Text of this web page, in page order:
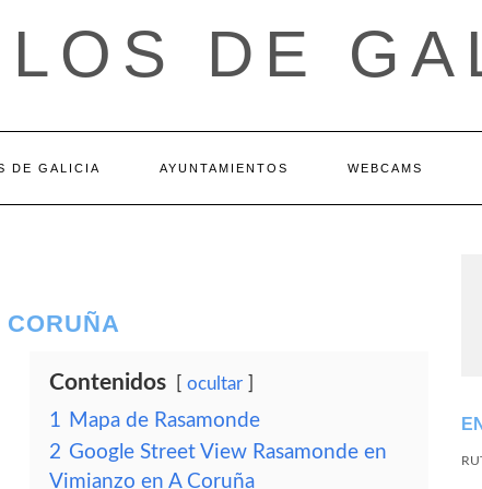
DE
DE GALICIA AYUNTAMIENTOS WEBCAMS
Contenidos ocultar
1 Mapa de Rasamonde
2 Google Street View Rasamonde en
Vimianzo en A Coruña